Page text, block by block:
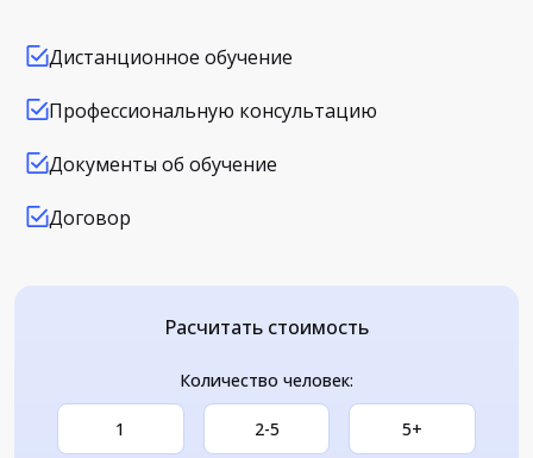
Дистанционное обучение
Профессиональную консультацию
Документы об обучение
Договор
Расчитать стоимость
Количество человек:
1 2-5 5+